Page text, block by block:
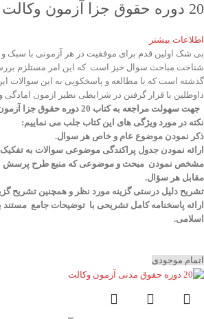
20 دوره حقوق جزا آزمون وکالت – چتردانش
اطلاعات بیشتر
بی شک اولین قدم برای موفقیت در هر آزمونی با
شناخت مباحث سوال خیز است که این امر مستلزم
گذشته است که با مطالعه و پاسخکویی به این سوالات
داوطلین با قرار گرفتن در شرایطی نظیر ازمون
جهت سهولت مراجعه به کتاب 20
نکته در مورد ویژگی های این کتاب جلب می نماییم:
ذکر نمودن موضوع عام و خاص هر سوال.
ارائه نمودن جدول پراکندگی موضوعی سوالات به
مشخص نمودن مبحث و موضوعی که منبع طرح پرسش
مقابل هر سؤال.
تشریح دلیل درستی گزینه مورد نظر و همچنین تشریح
ارائه پاسخنامه کامل تشریحی با توضیحات جامع مستند
اسلامی.
اتمام موجودی